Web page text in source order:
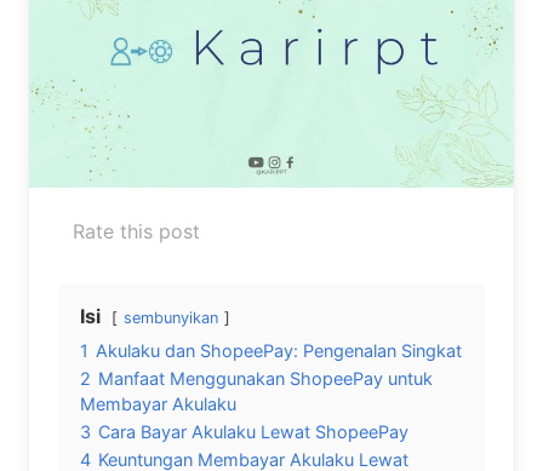
Rate this post
Isi sembunyikan
1 Akulaku dan ShopeePay: Pengenalan Singkat
2 Manfaat Menggunakan ShopeePay untuk
Membayar Akulaku
3 Cara Bayar Akulaku Lewat ShopeePay
4 Keuntungan Membayar Akulaku Lewat